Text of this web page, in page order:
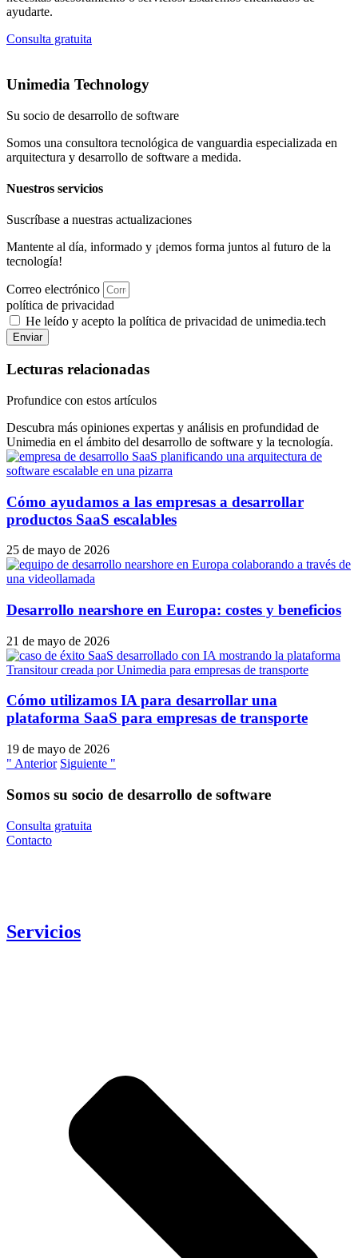
ayudarte.
Consulta gratuita
Unimedia Technology
Su socio de desarrollo de software
Somos una consultora tecnológica de vanguardia especializada en
arquitectura y desarrollo de software a medida.
Nuestros servicios
Suscríbase a nuestras actualizaciones
Mantente al día, informado y ¡demos forma juntos al futuro de la
tecnología!
Correo electrónico
política de privacidad
He leído y acepto la política de privacidad de unimedia.tech
Enviar
Lecturas relacionadas
Profundice con estos artículos
Descubra más opiniones expertas y análisis en profundidad de
Unimedia en el ámbito del desarrollo de software y la tecnología.
Cómo ayudamos a las empresas a desarrollar
productos SaaS escalables
25 de mayo de 2026
Desarrollo nearshore en Europa: costes y beneficios
21 de mayo de 2026
Cómo utilizamos IA para desarrollar una
plataforma SaaS para empresas de transporte
19 de mayo de 2026
" Anterior Siguiente "
Somos su socio de desarrollo de software
Consulta gratuita
Contacto
Servicios